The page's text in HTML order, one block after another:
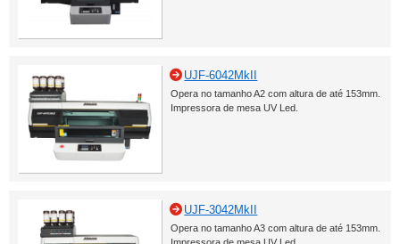
UJF-6042MkII
Opera no tamanho A2 com altura de até 153mm.
Impressora de mesa UV Led.
UJF-3042MkII
Opera no tamanho A3 com altura de até 153mm.